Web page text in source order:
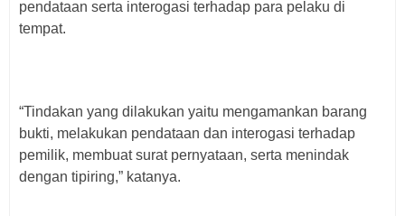
pendataan serta interogasi terhadap para pelaku di
tempat.
“Tindakan yang dilakukan yaitu mengamankan barang
bukti, melakukan pendataan dan interogasi terhadap
pemilik, membuat surat pernyataan, serta menindak
dengan tipiring,” katanya.